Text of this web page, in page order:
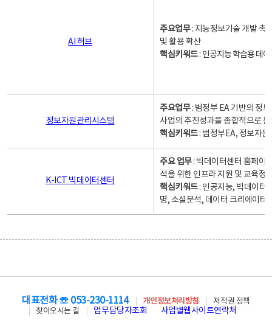
AI 허브
주요업무: 지능정보기술 개발 촉
및 활용 확산
핵심키워드: 인공지능 학습용 데
정보자원관리시스템
주요업무: 범정부 EA 기반의 정
사업의 추진성과를 종합적으로
핵심키워드: 범정부EA, 정보자
K-ICT 빅데이터센터
주요 업무: 빅데이터센터 홈페이
석을 위한 인프라 지원 및 교육정
핵심키워드: 인공지능, 빅데이터,
명, 소셜분석, 데이터 크리에이터
대표전화 ☏ 053-230-1114 개인정보처리방침
저작권 정책
찾아오시는 길
업무담당자조회 사업별웹사이트연락처